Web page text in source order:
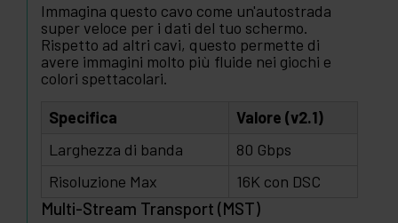
Immagina questo cavo come un'autostrada
super veloce per i dati del tuo schermo.
Rispetto ad altri cavi, questo permette di
avere immagini molto più fluide nei giochi e
colori spettacolari.
Specifica
Valore (v2.1)
Larghezza di banda
80 Gbps
Risoluzione Max
16K con DSC
Multi-Stream Transport (MST)